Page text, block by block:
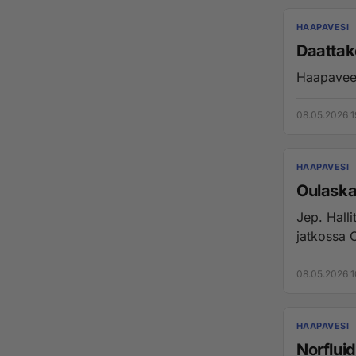
HAAPAVESI
08.05.2026
HAAPAVESI
Jep.
jatkossa
08.05.2026
HAAPAVESI